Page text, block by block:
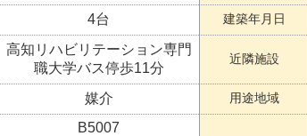
4台 建築年月日
高知リハビリテーション専門
職大学バス停歩11分
近隣施設
媒介 用途地域
B5007